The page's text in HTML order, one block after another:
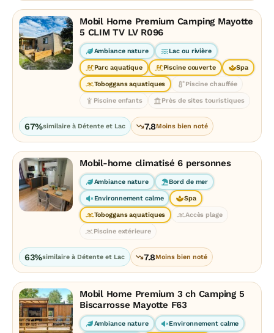
Mobil Home Premium Camping Mayotte
5 CLIM TV LV R096
Ambiance nature Lac ou rivière
Parc aquatique Piscine couverte Spa
Toboggans aquatiques Piscine chauffée
Piscine enfants Près de sites touristiques
67%similaire à Détente et Lac 7.8Moins bien noté
Mobil-home climatisé 6 personnes
Ambiance nature Bord de mer
Environnement calme Spa
Toboggans aquatiques Accès plage
Piscine extérieure
63%similaire à Détente et Lac 7.8Moins bien noté
Mobil Home Premium 3 ch Camping 5
Biscarrosse Mayotte F63
Ambiance nature Environnement calme